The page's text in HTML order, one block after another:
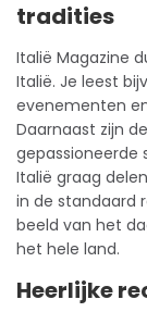
tradities
Italië Magazine
Italië. Je leest
evenementen
Daarnaast zijn
gepassioneerde
Italië graag
in de standaard
beeld van het
het hele land.
Heerlijke